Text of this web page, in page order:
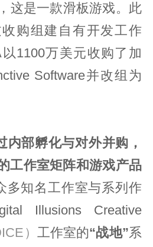
这是一款滑板游戏。此
购组建自有开发工作
1100万美元收购了加
Software并改组为
内部孵化与对外并购，
工作室矩阵和游戏产品
多知名工作室与系列作
Illusions Creative
） 工作室的“战地”系